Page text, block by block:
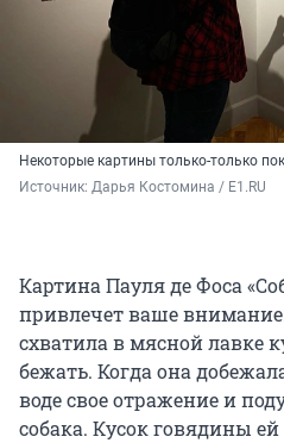
Некоторые картины только-только
Источник: Дарья Костомина / E1.RU
Картина Пауля де Фоса
привлечет ваше
схватила в мясной лавке
бежать. Когда она
воде свое отражение и
собака. Кусок говядины